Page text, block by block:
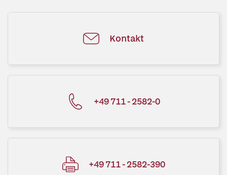
Kontakt
+49 711 - 2582-0
+49 711 - 2582-390